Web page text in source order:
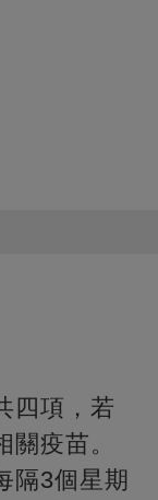
四項，若
疫苗。
隔3個星期